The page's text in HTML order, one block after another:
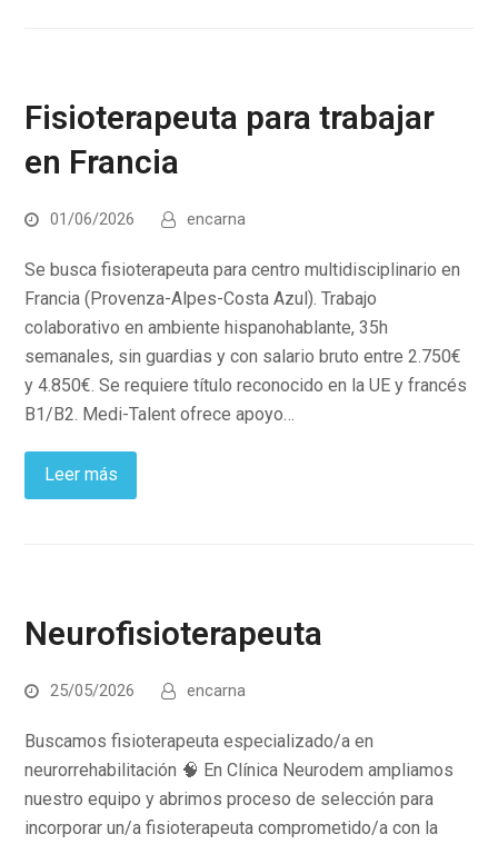
Fisioterapeuta para trabajar
en Francia
01/06/2026 encarna
Se busca fisioterapeuta para centro multidisciplinario en
Francia (Provenza-Alpes-Costa Azul). Trabajo
colaborativo en ambiente hispanohablante, 35h
semanales, sin guardias y con salario bruto entre 2.750€
y 4.850€. Se requiere título reconocido en la UE y francés
B1/B2. Medi-Talent ofrece apoyo…
Leer más
Neurofisioterapeuta
25/05/2026 encarna
Buscamos fisioterapeuta especializado/a en
neurorrehabilitación 🧠 En Clínica Neurodem ampliamos
nuestro equipo y abrimos proceso de selección para
incorporar un/a fisioterapeuta comprometido/a con la